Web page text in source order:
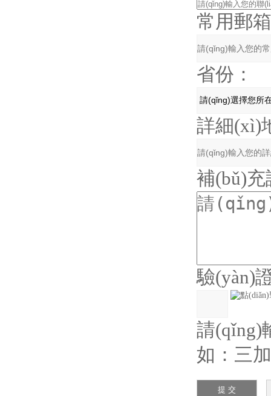
常用郵
省份：
詳細(xì)
補(bǔ)
驗(yàn)
請(qǐng)
如：三